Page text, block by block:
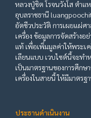
หลวงปู่ชิต โรจนวังโส ตำแ
อุบลราชธานี
อัตชีวประวัติ การเผยแผ่ศ
เครื่อง ข้อมูลการจัดสร้าง
แท้ เพื่อเพิ่มมูลค่าให้พระเ
เลียนแบบ เวบไซต์นี้จะท
เป็นมาตรฐานของการศึก
เครื่องในสายนี้ ให้มีมาตร
ประธานดำเนินงาน